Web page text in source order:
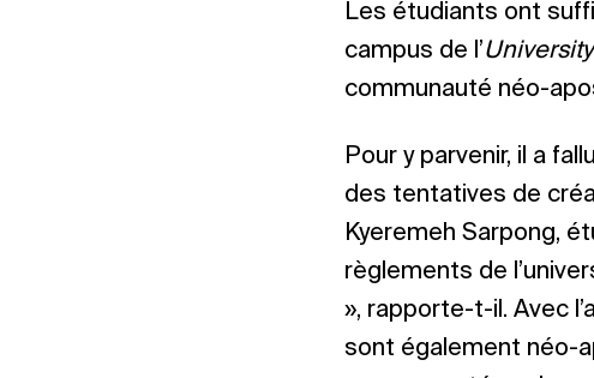
Les étudiants ont
campus de l’
communauté néo-
Pour y parvenir, il a
des tentatives de
Kyeremeh Sarpong,
règlements de
», rapporte-t-il. Avec
sont également néo-